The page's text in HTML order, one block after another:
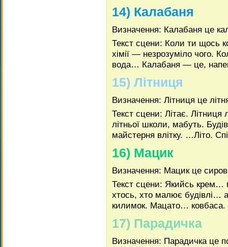
14) Калабаня
Визначення: Калабаня це
Текст сцени: Коли ти щось
хімії — незрозуміло чого.
вода… Калабаня — це,
15) Літниця
Визначення: Літниця це
Текст сцени: Літає. Літниця
літньої школи, мабуть.
майстерня влітку. …Літо.
16) Мацик
Визначення: Мацик це
Текст сцени: Якийсь
хтось, хто малює будівлі…
килимок. Мацато… ковбаса.
17) Парадичка
Визначення: Парадичка це